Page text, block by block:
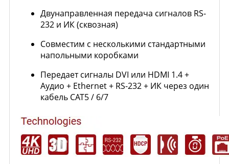
Двунаправленная передача сигналов RS-
232 и ИК (сквозная)
Совместим с несколькими стандартными
напольными коробками
Передает сигналы DVI или HDMI 1.4 +
Аудио + Ethernet + RS-232 + ИК через один
кабель CAT5 / 6/7